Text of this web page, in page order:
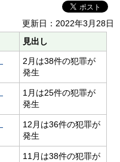
更新日：2022年3月28日
見出し
2月は38件の犯罪が
発生
1月は25件の犯罪が
発生
12月は36件の犯罪が
発生
11月は38件の犯罪が